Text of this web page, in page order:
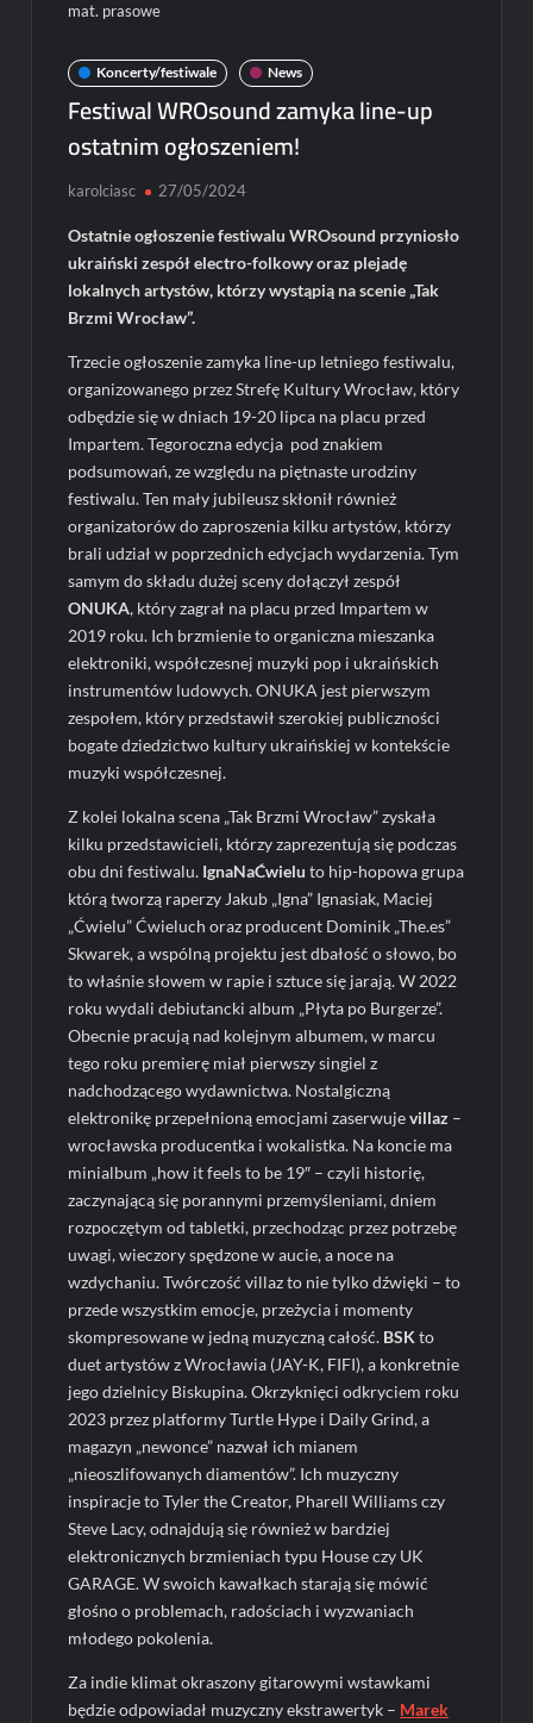
mat. prasowe
Koncerty/festiwale News
Festiwal WROsound zamyka line-up
ostatnim ogłoszeniem!
karolciasc 27/05/2024
Ostatnie ogłoszenie festiwalu WROsound przyniosło
ukraiński zespół electro-folkowy oraz plejadę
lokalnych artystów, którzy wystąpią na scenie „Tak
Brzmi Wrocław”.
Trzecie ogłoszenie zamyka line-up letniego festiwalu,
organizowanego przez Strefę Kultury Wrocław, który
odbędzie się w dniach 19-20 lipca na placu przed
Impartem. Tegoroczna edycja pod znakiem
podsumowań, ze względu na piętnaste urodziny
festiwalu. Ten mały jubileusz skłonił również
organizatorów do zaproszenia kilku artystów, którzy
brali udział w poprzednich edycjach wydarzenia. Tym
samym do składu dużej sceny dołączył zespół
ONUKA, który zagrał na placu przed Impartem w
2019 roku. Ich brzmienie to organiczna mieszanka
elektroniki, współczesnej muzyki pop i ukraińskich
instrumentów ludowych. ONUKA jest pierwszym
zespołem, który przedstawił szerokiej publiczności
bogate dziedzictwo kultury ukraińskiej w kontekście
muzyki współczesnej.
Z kolei lokalna scena „Tak Brzmi Wrocław” zyskała
kilku przedstawicieli, którzy zaprezentują się podczas
obu dni festiwalu. IgnaNaĆwielu to hip-hopowa grupa
którą tworzą raperzy Jakub „Igna” Ignasiak, Maciej
„Ćwielu” Ćwieluch oraz producent Dominik „The.es”
Skwarek, a wspólną projektu jest dbałość o słowo, bo
to właśnie słowem w rapie i sztuce się jarają. W 2022
roku wydali debiutancki album „Płyta po Burgerze”.
Obecnie pracują nad kolejnym albumem, w marcu
tego roku premierę miał pierwszy singiel z
nadchodzącego wydawnictwa. Nostalgiczną
elektronikę przepełnioną emocjami zaserwujevillaz –
wrocławska producentka i wokalistka. Na koncie ma
minialbum „how it feels to be 19″ – czyli historię,
zaczynającą się porannymi przemyśleniami, dniem
rozpoczętym od tabletki, przechodząc przez potrzebę
uwagi, wieczory spędzone w aucie, a noce na
wzdychaniu. Twórczość villaz to nie tylko dźwięki – to
przede wszystkim emocje, przeżycia i momenty
skompresowane w jedną muzyczną całość. BSK to
duet artystów z Wrocławia (JAY-K, FIFI), a konkretnie
jego dzielnicy Biskupina. Okrzyknięci odkryciem roku
2023 przez platformy Turtle Hype i Daily Grind, a
magazyn „newonce” nazwał ich mianem
„nieoszlifowanych diamentów”. Ich muzyczny
inspiracje to Tyler the Creator, Pharell Williams czy
Steve Lacy, odnajdują się również w bardziej
elektronicznych brzmieniach typu House czy UK
GARAGE. W swoich kawałkach starają się mówić
głośno o problemach, radościach i wyzwaniach
młodego pokolenia.
Za indie klimat okraszony gitarowymi wstawkami
będzie odpowiadał muzyczny ekstrawertyk – Marek